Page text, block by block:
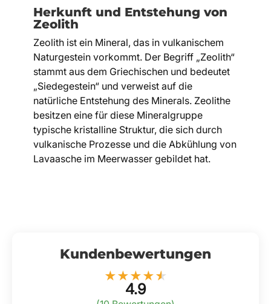
Herkunft und Entstehung von
Zeolith
Zeolith ist ein Mineral, das in vulkanischem
Naturgestein vorkommt. Der Begriff „Zeolith“
stammt aus dem Griechischen und bedeutet
„Siedegestein“ und verweist auf die
natürliche Entstehung des Minerals. Zeolithe
besitzen eine für diese Mineralgruppe
typische kristalline Struktur, die sich durch
vulkanische Prozesse und die Abkühlung von
Lavaasche im Meerwasser gebildet hat.
Kundenbewertungen
★★★★★
4.9